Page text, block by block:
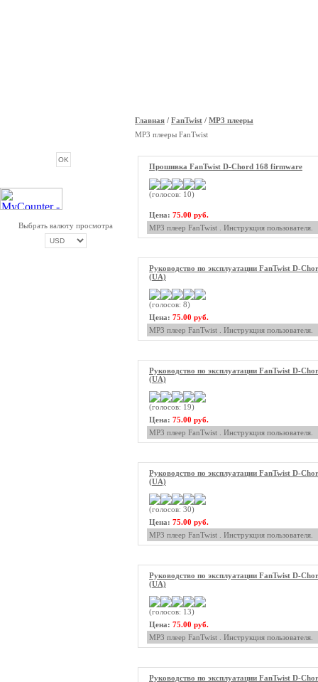
Выбрать валюту просмотра
Главная / FanTwist / MP3 плееры
MP3 плееры FanTwist
Прошивка FanTwist D-Chord 168 firmware
(голосов: 10)
Цена: 75.00 руб.
MP3 плеер FanTwist . Инструкция пользователя.
Руководство по эксплуатации FanTwist D-
(UA)
(голосов: 8)
Цена: 75.00 руб.
MP3 плеер FanTwist . Инструкция пользователя.
Руководство по эксплуатации FanTwist D-
(UA)
(голосов: 19)
Цена: 75.00 руб.
MP3 плеер FanTwist . Инструкция пользователя.
Руководство по эксплуатации FanTwist D-
(UA)
(голосов: 30)
Цена: 75.00 руб.
MP3 плеер FanTwist . Инструкция пользователя.
Руководство по эксплуатации FanTwist D-
(UA)
(голосов: 13)
Цена: 75.00 руб.
MP3 плеер FanTwist . Инструкция пользователя.
Руководство по эксплуатации FanTwist D-